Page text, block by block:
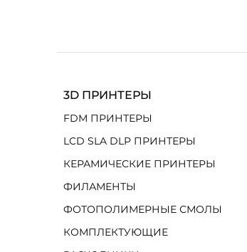
3D ПРИНТЕРЫ
FDM ПРИНТЕРЫ
LCD SLA DLP ПРИНТЕРЫ
КЕРАМИЧЕСКИЕ ПРИНТЕРЫ
ФИЛАМЕНТЫ
ФОТОПОЛИМЕРНЫЕ СМОЛЫ
КОМПЛЕКТУЮЩИЕ